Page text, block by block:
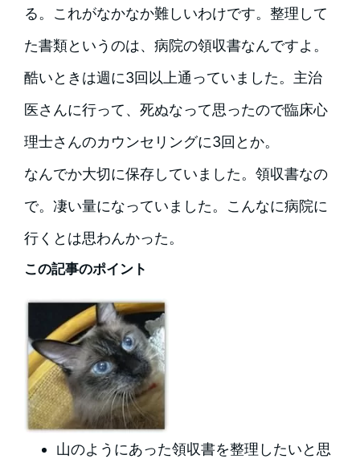
る。これがなかなか難しいわけです。整理して
た書類というのは、病院の領収書なんですよ。
酷いときは週に3回以上通っていました。主治
医さんに行って、死ぬなって思ったので臨床心
理士さんのカウンセリングに3回とか。
なんでか大切に保存していました。領収書なの
で。凄い量になっていました。こんなに病院に
行くとは思わんかった。
この記事のポイント
山のようにあった領収書を整理したいと思